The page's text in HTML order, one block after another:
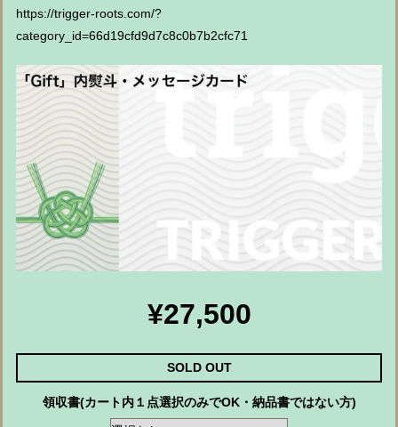
https://trigger-roots.com/?
category_id=66d19cfd9d7c8c0b7b2cfc71
¥27,500
SOLD OUT
領収書(カート内１点選択のみでOK・納品書ではない方)